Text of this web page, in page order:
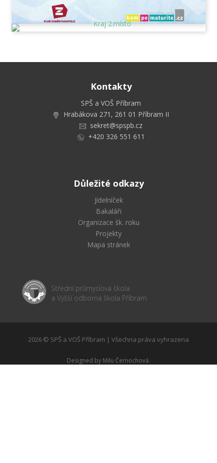
Kontakty
SPŠ a VOŠ Příbram
Hrabákova 271, 261 01 Příbram II
sekret@spspb.cz
+420 326 551 611
Důležité odkazy
Jídelníček
Bakaláři
Organizace šk. roku
Projekty
Mapa stránek
Střední průmyslová škola
a Vyšší odborná škola Příbram
2026 © SPŠ a VOŠ Příbram | Všechna práva vyhrazena
Designed by Milu Černochová.